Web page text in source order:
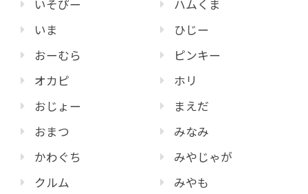
いそぴー
いま
おーむら
オカピ
おじょー
おまつ
かわぐち
クルム
ハムくま
ひじー
ピンキー
ホリ
まえだ
みなみ
みやじゃが
みやも